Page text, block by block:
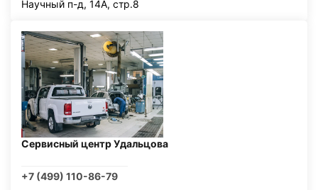
Научный п-д, 14А, стр.8
Сервисный центр Удальцова
+7 (499) 110-86-79